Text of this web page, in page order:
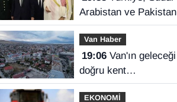
Arabistan ve Pakistan
üçlü savunma
anlaşması imzaladı
Van Haber
19:06Van'ın geleceği
doğru kent
planlamasında
EKONOMİ